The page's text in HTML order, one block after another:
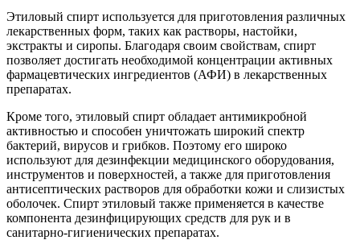
Этиловый спирт используется для приготовления различных
лекарственных форм, таких как растворы, настойки,
экстракты и сиропы. Благодаря своим свойствам, спирт
позволяет достигать необходимой концентрации активных
фармацевтических ингредиентов (АФИ) в лекарственных
препаратах.
Кроме того, этиловый спирт обладает антимикробной
активностью и способен уничтожать широкий спектр
бактерий, вирусов и грибков. Поэтому его широко
используют для дезинфекции медицинского оборудования,
инструментов и поверхностей, а также для приготовления
антисептических растворов для обработки кожи и слизистых
оболочек. Спирт этиловый также применяется в качестве
компонента дезинфицирующих средств для рук и в
санитарно-гигиенических препаратах.